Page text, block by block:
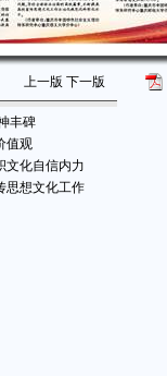
上一版 下一版
丰碑
值观
文化自信内力
思想文化工作